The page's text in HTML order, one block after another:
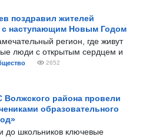
поздравил жителей
с наступающим Новым Годом
регион, где живут
люди с открытым сердцем и
2652
района провели
образовательного
до школьников ключевые